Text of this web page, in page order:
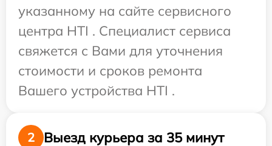
указанному на сайте сервисного
центра HTI . Специалист сервиса
свяжется с Вами для уточнения
стоимости и сроков ремонта
Вашего устройства HTI .
2 Выезд курьера за 35 минут